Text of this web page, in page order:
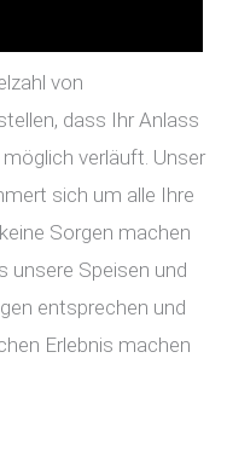
von
dass Ihr Anlass
verläuft. Unser
sich um alle Ihre
Sorgen machen
unsere Speisen und
entsprechen und
Erlebnis machen